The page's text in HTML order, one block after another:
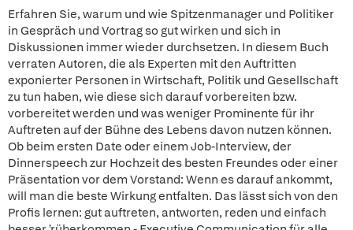
Erfahren Sie, warum und wie Spitzenmanager und Politiker
in Gespräch und Vortrag so gut wirken und sich in
Diskussionen immer wieder durchsetzen. In diesem Buch
verraten Autoren, die als Experten mit den Auftritten
exponierter Personen in Wirtschaft, Politik und Gesellschaft
zu tun haben, wie diese sich darauf vorbereiten bzw.
vorbereitet werden und was weniger Prominente für ihr
Auftreten auf der Bühne des Lebens davon nutzen können.
Ob beim ersten Date oder einem Job-Interview, der
Dinnerspeech zur Hochzeit des besten Freundes oder einer
Präsentation vor dem Vorstand: Wenn es darauf ankommt,
will man die beste Wirkung entfalten. Das lässt sich von den
Profis lernen: gut auftreten, antworten, reden und einfach